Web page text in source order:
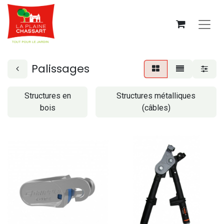
Palissages
Structures en
bois
Structures métalliques
(câbles)